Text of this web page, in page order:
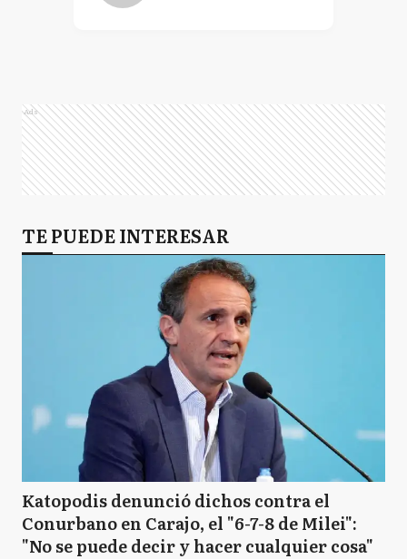
Ads
TE PUEDE INTERESAR
Katopodis denunció dichos contra el
Conurbano en Carajo, el "6-7-8 de Milei":
"No se puede decir y hacer cualquier cosa"